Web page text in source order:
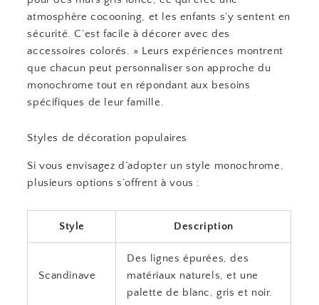
atmosphère cocooning, et les enfants s’y sentent en
sécurité. C’est facile à décorer avec des
accessoires colorés. » Leurs expériences montrent
que chacun peut personnaliser son approche du
monochrome tout en répondant aux besoins
spécifiques de leur famille.
Styles de décoration populaires
Si vous envisagez d’adopter un style monochrome,
plusieurs options s’offrent à vous :
Style Description
Scandinave
Des lignes épurées, des
matériaux naturels, et une
palette de blanc, gris et noir.